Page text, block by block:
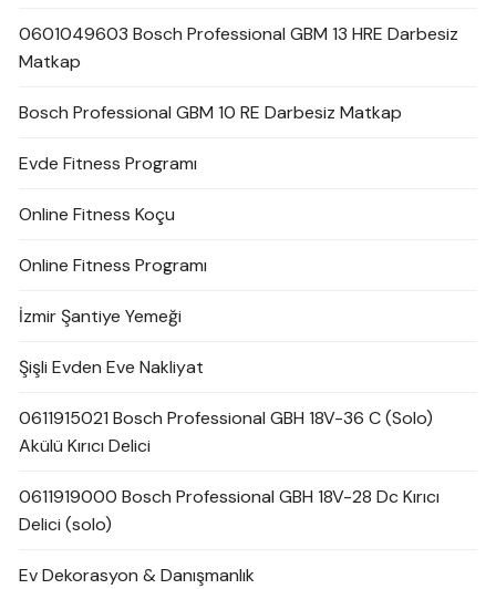
0601049603 Bosch Professional GBM 13 HRE Darbesiz
Matkap
Bosch Professional GBM 10 RE Darbesiz Matkap
Evde Fitness Programı
Online Fitness Koçu
Online Fitness Programı
İzmir Şantiye Yemeği
Şişli Evden Eve Nakliyat
0611915021 Bosch Professional GBH 18V-36 C (Solo)
Akülü Kırıcı Delici
0611919000 Bosch Professional GBH 18V-28 Dc Kırıcı
Delici (solo)
Ev Dekorasyon & Danışmanlık